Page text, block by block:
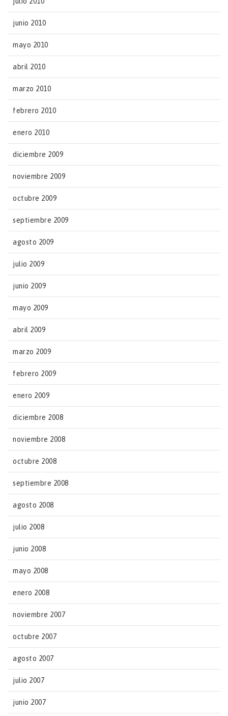
junio 2010
mayo 2010
abril 2010
marzo 2010
febrero 2010
enero 2010
diciembre 2009
noviembre 2009
octubre 2009
septiembre 2009
agosto 2009
julio 2009
junio 2009
mayo 2009
abril 2009
marzo 2009
febrero 2009
enero 2009
diciembre 2008
noviembre 2008
octubre 2008
septiembre 2008
agosto 2008
julio 2008
junio 2008
mayo 2008
enero 2008
noviembre 2007
octubre 2007
agosto 2007
julio 2007
junio 2007